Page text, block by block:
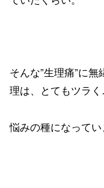
そんな”生理痛”に
理は、とてもツラ
悩みの種になってい